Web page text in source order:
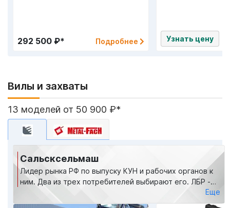
292 500 ₽* Подробнее Узнать цену
Вилы и захваты
13 моделей от 50 900 ₽*
Сальсксельмаш
Лидер рынка РФ по выпуску КУН и рабочих органов к
ним. Два из трех потребителей выбирают его. ЛБР -
ТОП-дилер завода: приоритетные поставки, заводская
гарантия, поддержка 24/7.
Еще